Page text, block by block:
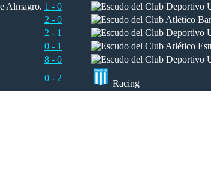
1 - 0
2 - 0
2 - 1
0 - 1
8 - 0
0 - 2
Racing